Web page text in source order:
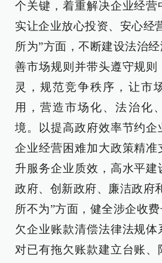
个关键，着重解决企业经营
实让企业放心投资、安心经
所为”方面，不断建设法治
善市场规则并带头遵守规则
灵，规范竞争秩序，让市
用，营造市场化、法治化
境。以提高政府效率节约企
企业经营困难加大政策精准
升服务企业质效，高水平
政府、创新政府、廉洁政府
所不为”方面，健全涉企收
欠企业账款清偿法律法规
对已有拖欠账款建立台账